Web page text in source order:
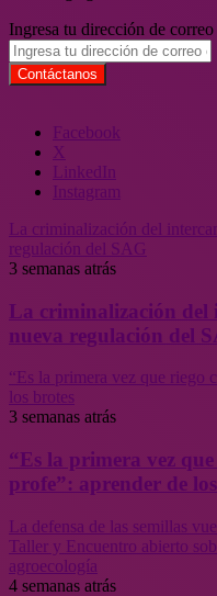
Ingresa tu dirección de
Facebook
X
LinkedIn
Instagram
La criminalización del
regulación del SAG
3 semanas atrás
La criminalización del
nueva regulación del
“Es la primera vez que riego
los brotes
3 semanas atrás
“Es la primera vez
profe”: aprender de
La defensa de las semillas
Taller y Encuentro abierto
agroecología
4 semanas atrás